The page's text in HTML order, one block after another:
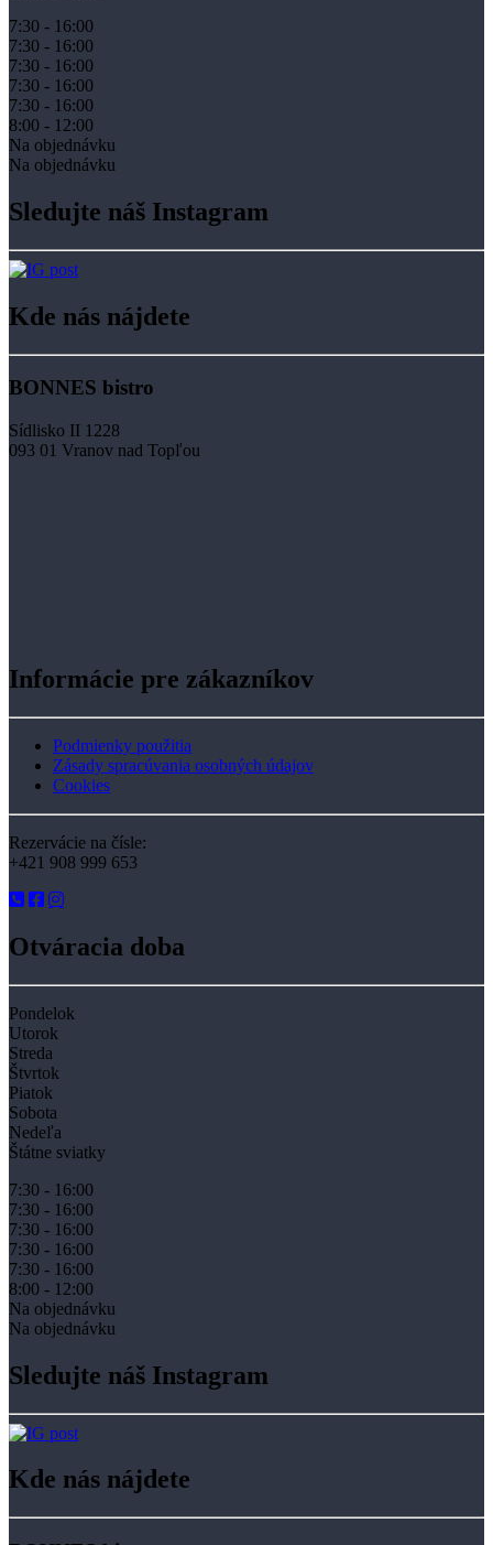
7:30 - 16:00
7:30 - 16:00
7:30 - 16:00
7:30 - 16:00
7:30 - 16:00
8:00 - 12:00
Na objednávku
Na objednávku
Sledujte náš Instagram
Kde nás nájdete
BONNES bistro
Sídlisko II 1228
093 01 Vranov nad Topľou
Informácie pre zákazníkov
Podmienky použitia
Zásady spracúvania osobných údajov
Cookies
Rezervácie na čísle:
+421 908 999 653
Otváracia doba
Pondelok
Utorok
Streda
Štvrtok
Piatok
Sobota
Nedeľa
Štátne sviatky
7:30 - 16:00
7:30 - 16:00
7:30 - 16:00
7:30 - 16:00
7:30 - 16:00
8:00 - 12:00
Na objednávku
Na objednávku
Sledujte náš Instagram
Kde nás nájdete